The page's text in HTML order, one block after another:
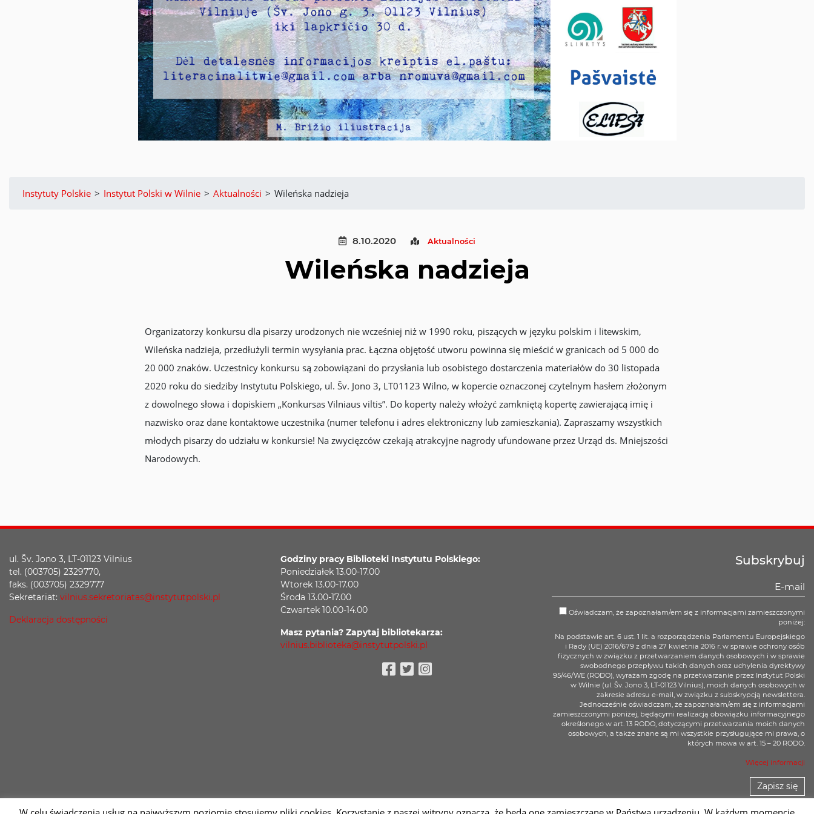
Instytuty Polskie > Instytut Polski w Wilnie > Aktualności > Wileńska nadzieja
8.10.2020 Aktualności
Wileńska nadzieja
Organizatorzy konkursu dla pisarzy urodzonych nie wcześniej niż w 1990 roku, piszących w języku polskim i litewskim,
Wileńska nadzieja, przedłużyli termin wysyłania prac. Łączna objętość utworu powinna się mieścić w granicach od 5 000 do
20 000 znaków. Uczestnicy konkursu są zobowiązani do przysłania lub osobistego dostarczenia materiałów do 30 listopada
2020 roku do siedziby Instytutu Polskiego, ul. Šv. Jono 3, LT01123 Wilno, w kopercie oznaczonej czytelnym hasłem złożonym
z dowolnego słowa i dopiskiem „Konkursas Vilniaus viltis”. Do koperty należy włożyć zamkniętą kopertę zawierającą imię i
nazwisko oraz dane kontaktowe uczestnika (numer telefonu i adres elektroniczny lub zamieszkania). Zapraszamy wszystkich
młodych pisarzy do udziału w konkursie! Na zwycięzców czekają atrakcyjne nagrody ufundowane przez Urząd ds. Mniejszości
Narodowych.
ul. Šv. Jono 3, LT-01123 Vilnius
tel. (003705) 2329770,
faks. (003705) 2329777
Sekretariat: vilnius.sekretoriatas@instytutpolski.pl
Deklaracja dostępności
Godziny pracy Biblioteki Instytutu Polskiego:
Poniedziałek 13.00-17.00
Wtorek 13.00-17.00
Środa 13.00-17.00
Czwartek 10.00-14.00
Masz pytania? Zapytaj bibliotekarza:
vilnius.biblioteka@instytutpolski.pl
Subskrybuj
Oświadczam, że zapoznałam/em się z informacjami zamieszczonymi
poniżej:
Na podstawie art. 6 ust. 1 lit. a rozporządzenia Parlamentu Europejskiego
i Rady (UE) 2016/679 z dnia 27 kwietnia 2016 r. w sprawie ochrony osób
fizycznych w związku z przetwarzaniem danych osobowych i w sprawie
swobodnego przepływu takich danych oraz uchylenia dyrektywy
95/46/WE (RODO), wyrażam zgodę na przetwarzanie przez Instytut Polski
w Wilnie (ul. Šv. Jono 3, LT-01123 Vilnius), moich danych osobowych w
zakresie adresu e-mail, w związku z subskrypcją newslettera.
Jednocześnie oświadczam, że zapoznałam/em się z informacjami
zamieszczonymi poniżej, będącymi realizacją obowiązku informacyjnego
określonego w art. 13 RODO, dotyczącymi przetwarzania moich danych
osobowych, a także znane są mi wszystkie przysługujące mi prawa, o
których mowa w art. 15 – 20 RODO.
Więcej informacji
Zapisz się